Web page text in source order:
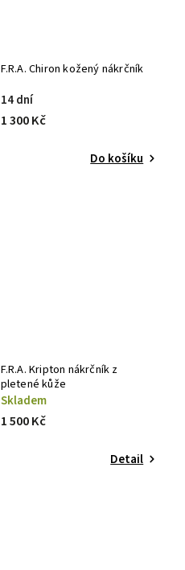
F.R.A. Chiron kožený nákrčník
14 dní
1 300 Kč
Do košíku
F.R.A. Kripton nákrčník z
pletené kůže
Skladem
1 500 Kč
Detail